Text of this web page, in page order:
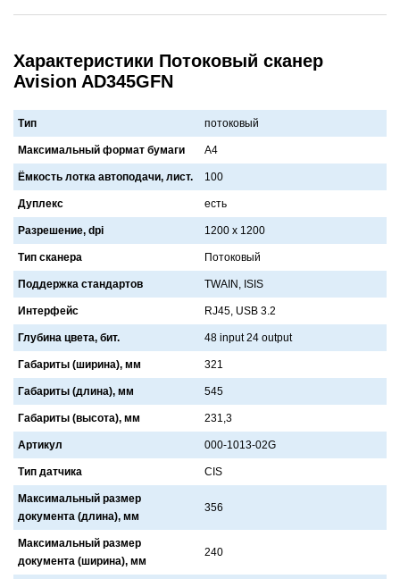
Характеристики Потоковый сканер
Avision AD345GFN
Тип потоковый
Максимальный формат бумаги A4
Ёмкость лотка автоподачи, лист. 100
Дуплекс есть
Разрешение, dpi 1200 x 1200
Тип сканера Потоковый
Поддержка стандартов TWAIN, ISIS
Интерфейс RJ45, USB 3.2
Глубина цвета, бит. 48 input 24 output
Габариты (ширина), мм 321
Габариты (длина), мм 545
Габариты (высота), мм 231,3
Артикул 000-1013-02G
Тип датчика CIS
Максимальный размер
документа (длина), мм
356
Максимальный размер
документа (ширина), мм
240